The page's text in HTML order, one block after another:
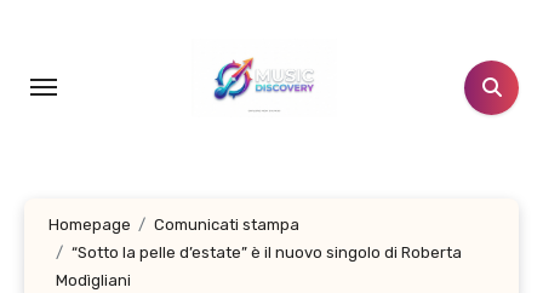
contenuto
Homepage
Comunicati stampa
“Sotto la pelle d’estate” è il nuovo singolo di Roberta
Modìgliani